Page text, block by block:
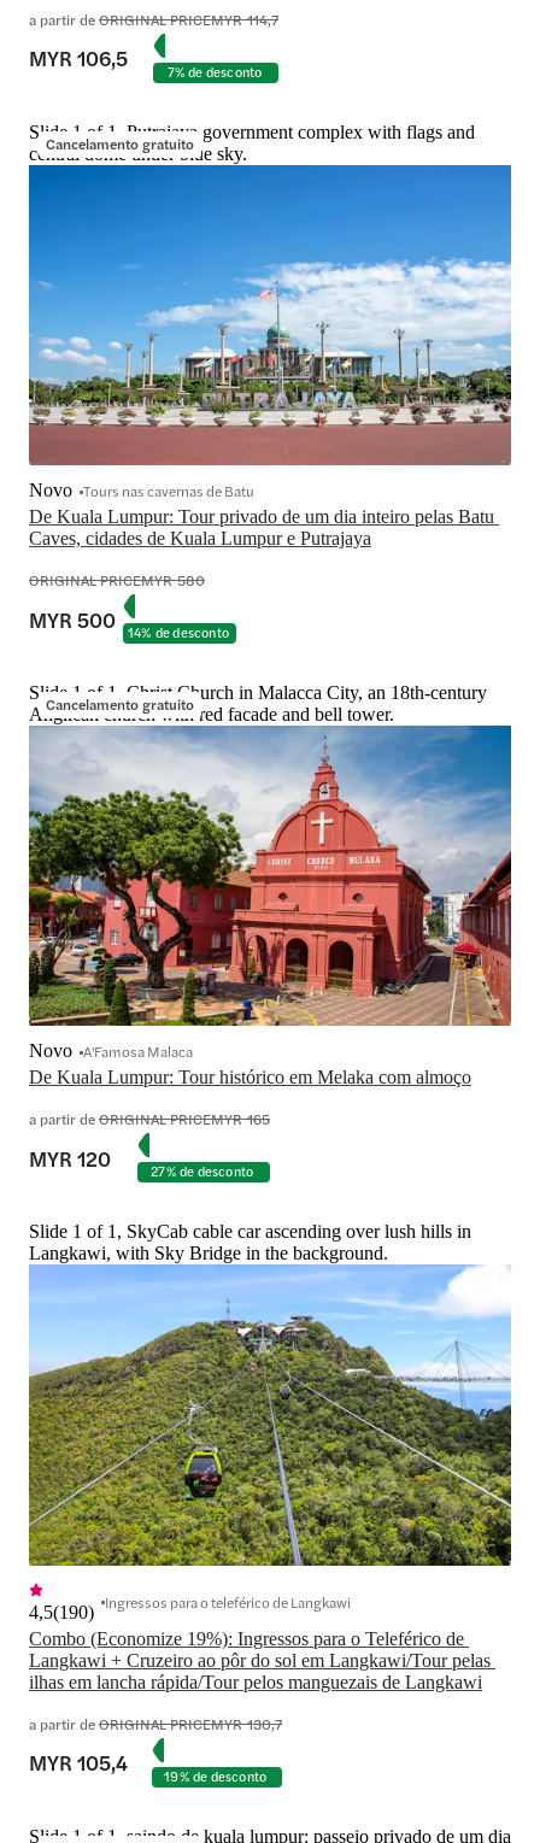
a partir deORIGINAL PRICEMYR 114,7
MYR 106,5 7% de desconto
Cancelamento gratuito
Slide 1 of 1, Putrajaya government complex with flags and
central dome under blue sky.
De Kuala Lumpur: Tour privado de um dia inteiro pelas Batu
Caves, cidades de Kuala Lumpur e Putrajaya
Novo Tours nas cavernas de Batu
ORIGINAL PRICEMYR 580
MYR 500 14% de desconto
Cancelamento gratuito
Slide 1 of 1, Christ Church in Malacca City, an 18th-century
Anglican church with red facade and bell tower.
De Kuala Lumpur: Tour histórico em Melaka com almoço
Novo A'Famosa Malaca
a partir deORIGINAL PRICEMYR 165
MYR 120 27% de desconto
Slide 1 of 1, SkyCab cable car ascending over lush hills in
Langkawi, with Sky Bridge in the background.
Combo (Economize 19%): Ingressos para o Teleférico de
Langkawi + Cruzeiro ao pôr do sol em Langkawi/Tour pelas
ilhas em lancha rápida/Tour pelos manguezais de Langkawi
4,5(190) Ingressos para o teleférico de Langkawi
a partir deORIGINAL PRICEMYR 130,7
MYR 105,4 19% de desconto
Slide 1 of 1, saindo de kuala lumpur: passeio privado de um dia